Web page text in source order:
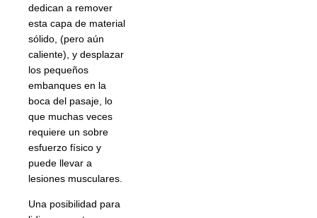
dedican a remover
esta capa de material
sólido, (pero aún
caliente), y desplazar
los pequeños
embanques en la
boca del pasaje, lo
que muchas veces
requiere un sobre
esfuerzo físico y
puede llevar a
lesiones musculares.
Una posibilidad para